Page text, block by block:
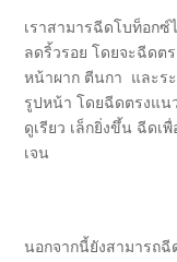
เราสามารฉีดโบท็อก
ลดริ้วรอย โดยจะฉีดต
หน้าผาก ตีนกา และระ
รูปหน้า โดยฉีดตรงแน
ดูเรียว เล็กยิ่งขึ้น ฉีดเ
เจน
นอกจากนี้ยังสามารถฉี